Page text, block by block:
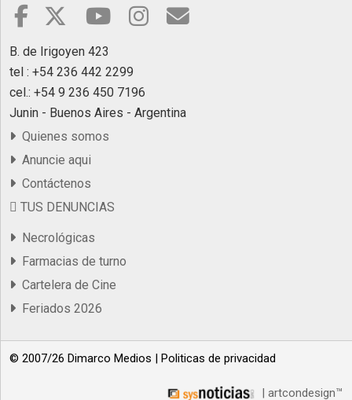
B. de Irigoyen 423
tel : +54 236 442 2299
cel.: +54 9 236 450 7196
Junin - Buenos Aires - Argentina
Quienes somos
Anuncie aqui
Contáctenos
TUS DENUNCIAS
Necrológicas
Farmacias de turno
Cartelera de Cine
Feriados 2026
© 2007/26 Dimarco Medios | Politicas de privacidad
| artcondesign™